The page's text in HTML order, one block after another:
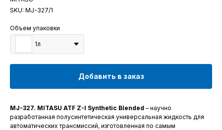
SKU: MJ-327/1
Объем упаковки
1л
Добавить в заказ
MJ-327. MITASU ATF Z-I Synthetic Blended – научно
разработанная полусинтетическая универсальная жидкость для
автоматических трансмиссий, изготовленная по самым